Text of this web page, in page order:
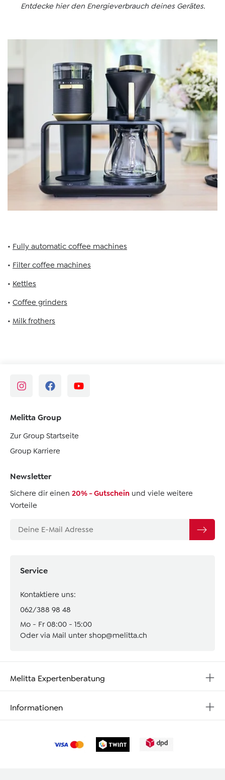
Entdecke hier den Energieverbrauch deines Gerätes.
• Fully automatic coffee machines
• Filter coffee machines
• Kettles
• Coffee grinders
• Milk frothers
Service
Kontaktiere uns:
062/388 98 48
Mo - Fr 08:00 - 15:00
Oder via Mail untershop@melitta.ch
Melitta Expertenberatung
Informationen
Melitta Group
Zur Group Startseite
Group Karriere
Newsletter
Sichere dir einen 20% - Gutschein und viele weitere
Vorteile